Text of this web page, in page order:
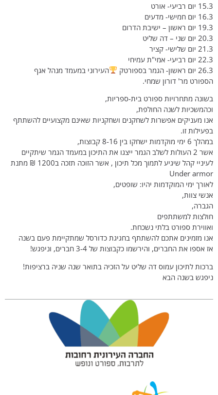
15.3 יום רביעי- אורט
16.3 יום חמישי- מדעים
19.3 יום ראשון – ישיבת הדרום
20.3 יום שני – דה שליט
21.3 יום שלישי- קציר
22.3 יום רביעי- אמי"ת עמיחי
26.3 יום ראשון- הגמר בספורטק
העירוני במעמד מנהל אגף
הספורט מר' דורון שמחי.
בשונה מתחרויות ספורט בית-ספריות,
וכהמשכיות לשנה החולפת,
אנו מעניקים אפשרות לשחקנים ושחקניות שאינם מקצועיים להשתתף
בפעילות זו.
במהלך 6 ימי מוקדמות ישחקו בין 8-16 קבוצות,
אשר 2 העולות לשלב הגמר ייצגו את התיכון במעמד הגמר שיתקיים
לעיניי קהל שיגיע לתמוך מכל תיכון , אשר הזוכה תזכה ב1200 ₪ מתנת
Under armor
לאורך ימי המוקדמות יהיו: שופטים,
אנשי צוות,
הגברה,
חולצות למשתתפים
ואווירת ספורט בלתי נשכחת.
אנו מזמינים אתכם להשתתף בחגיגת כדורסל שמתקיימת פעם בשנה
אז אספו את החברים, והירשמו כקבוצות של 3-4 חברים, וניפגש!
ברכות לתיכון עמוס דה שליט על הזכיה בתואר שנה שניה ברציפות!
ניפגש בשנה הבא